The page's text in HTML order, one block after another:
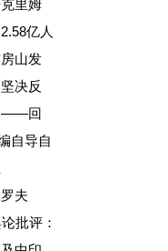
里姆
亿人
山发
决反
——回
自导自
夫
批评：